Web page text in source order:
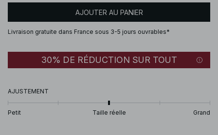
AJOUTER AU PANIER
Livraison gratuite dans France sous 3-5 jours ouvrables*
30% DE RÉDUCTION SUR TOUT
AJUSTEMENT
Petit Taille réelle Grand